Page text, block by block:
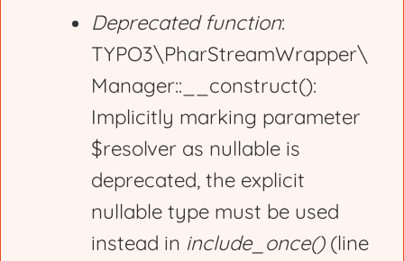
Deprecated function:
TYPO3\PharStreamWrapper\
Manager::__construct():
Implicitly marking parameter
$resolver as nullable is
deprecated, the explicit
nullable type must be used
instead in include_once()(line